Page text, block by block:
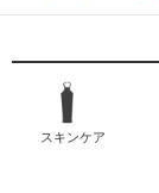
スキンケア